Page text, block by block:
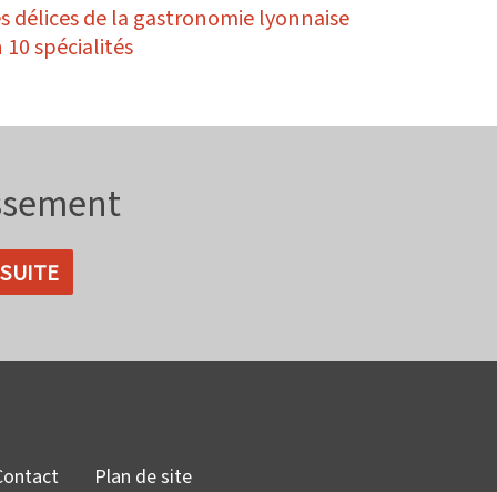
délices de la gastronomie lyonnaise
10 spécialités
Plan de site